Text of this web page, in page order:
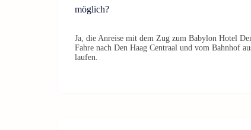
möglich?
Ja, die Anreise mit dem Zug zum Babylon Hotel
Fahre nach Den Haag Centraal und vom Bahnhof
laufen.